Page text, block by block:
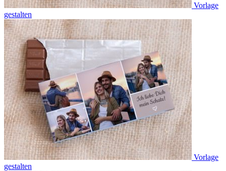
Vorlage
gestalten
Vorlage
gestalten